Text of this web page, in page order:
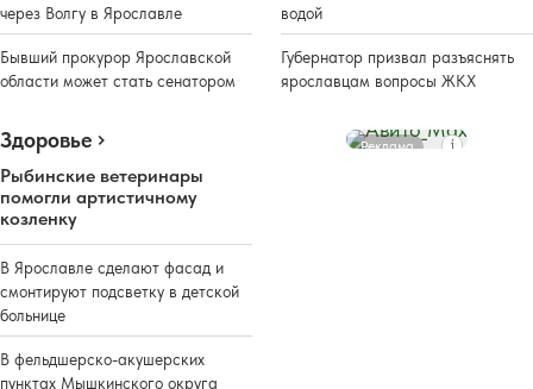
через Волгу в Ярославле
Бывший прокурор Ярославской
области может стать сенатором
водой
Губернатор призвал разъяснять
ярославцам вопросы ЖКХ
Здоровье
Рыбинские ветеринары
помогли артистичному
козленку
В Ярославле сделают фасад и
смонтируют подсветку в детской
больнице
В фельдшерско-акушерских
пунктах Мышкинского округа
Реклама